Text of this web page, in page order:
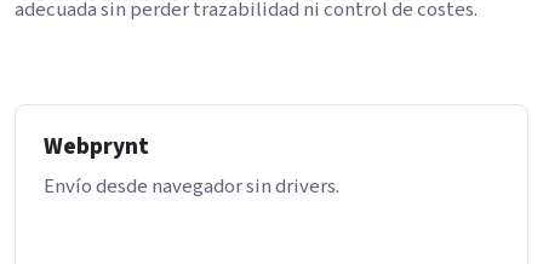
adecuada sin perder trazabilidad ni control de costes.
Webprynt
Envío desde navegador sin drivers.